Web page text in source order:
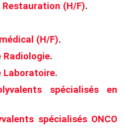
Restauration (H/F).
(H/F).
Radiologie.
Laboratoire.
spécialisés en
spécialisés ONCO